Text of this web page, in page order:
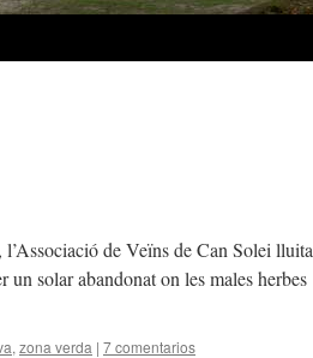
de Veïns de Can Solei lluita
solar abandonat on les males herbes
, zona verda | 7 comentarios